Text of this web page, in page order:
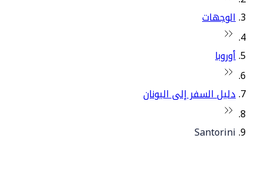
الوجهات
أوروبا
دليل السفر إلى اليونان
Santorini